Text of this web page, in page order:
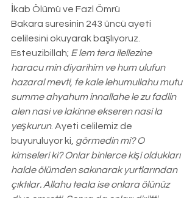
İkab Ölümü ve Fazl Ömrü
Bakara suresinin 243 üncü ayeti
celilesini okuyarak başlıyoruz.
Esteuzibillah; E lem tera ilellezine
haracu min diyarihim ve hum ulufun
hazaral mevti, fe kale lehumullahu mutu
summe ahyahum innallahe le zu fadlin
alen nasi ve lakinne ekseren nasi la
yeşkurun. Ayeti celilemiz de
buyuruluyor ki, görmedin mi? O
kimseleri ki? Onlar binlerce kişi oldukları
halde ölümden sakınarak yurtlarından
çıktılar. Allahu teala ise onlara ölünüz